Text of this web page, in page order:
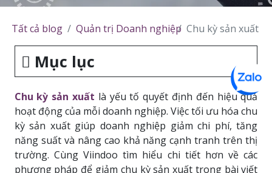
Tất cả blog Quản trị Doanh nghiệp Chu kỳ sản xuất
Mục lục
Chu kỳ sản xuất là yếu tố quyết định đến hiệu quả
hoạt động của mỗi doanh nghiệp. Việc tối ưu hóa chu
kỳ sản xuất giúp doanh nghiệp giảm chi phí, tăng
năng suất và nâng cao khả năng cạnh tranh trên thị
trường. Cùng Viindoo tìm hiểu chi tiết hơn về các
phương pháp để giảm chu kỳ sản xuất trong bài viết